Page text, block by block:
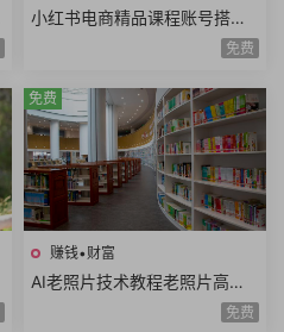
小红书电商精品课程账号搭建
店铺开通选品技巧拍摄剪辑店
免费
赚钱•财富
AI老照片技术教程老照片高清
修复动作视频说话视频黑白照
免费
免费